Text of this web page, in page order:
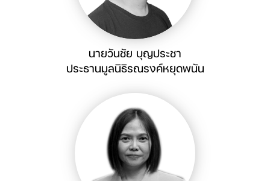
นายวันชัย บุญประชา
ประธานมูลนิธิรณรงค์หยุดพนัน